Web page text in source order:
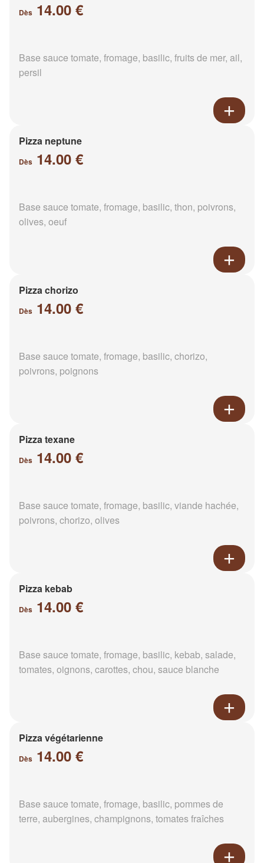
Dès 14.00 €
Base sauce tomate, fromage, basilic, fruits de mer, ail,
persil
Pizza neptune
Dès 14.00 €
Base sauce tomate, fromage, basilic, thon, poivrons,
olives, oeuf
Pizza chorizo
Dès 14.00 €
Base sauce tomate, fromage, basilic, chorizo,
poivrons, poignons
Pizza texane
Dès 14.00 €
Base sauce tomate, fromage, basilic, viande hachée,
poivrons, chorizo, olives
Pizza kebab
Dès 14.00 €
Base sauce tomate, fromage, basilic, kebab, salade,
tomates, oignons, carottes, chou, sauce blanche
Pizza végétarienne
Dès 14.00 €
Base sauce tomate, fromage, basilic, pommes de
terre, aubergines, champignons, tomates fraîches